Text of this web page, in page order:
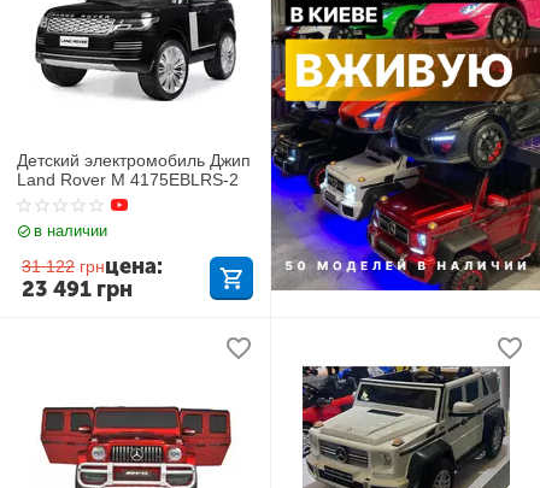
Детский электромобиль Джип
Land Rover M 4175EBLRS-2
в наличии
31 122 грн
23 491 грн
цена: